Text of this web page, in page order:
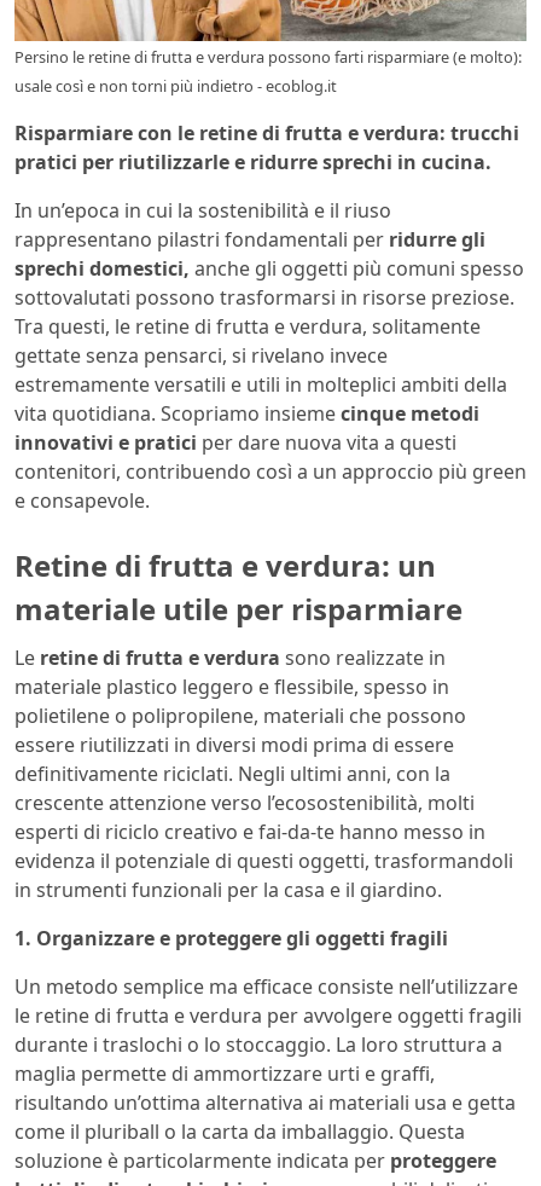
Persino le retine di frutta e verdura possono farti risparmiare (e molto):
usale così e non torni più indietro - ecoblog.it
Risparmiare con le retine di frutta e verdura: trucchi
pratici per riutilizzarle e ridurre sprechi in cucina.
In un’epoca in cui la sostenibilità e il riuso
rappresentano pilastri fondamentali per ridurre gli
sprechi domestici, anche gli oggetti più comuni spesso
sottovalutati possono trasformarsi in risorse preziose.
Tra questi, le retine di frutta e verdura, solitamente
gettate senza pensarci, si rivelano invece
estremamente versatili e utili in molteplici ambiti della
vita quotidiana. Scopriamo insiemecinque metodi
innovativi e pratici per dare nuova vita a questi
contenitori, contribuendo così a un approccio più green
e consapevole.
Retine di frutta e verdura: un
materiale utile per risparmiare
Le retine di frutta e verdura sono realizzate in
materiale plastico leggero e flessibile, spesso in
polietilene o polipropilene, materiali che possono
essere riutilizzati in diversi modi prima di essere
definitivamente riciclati. Negli ultimi anni, con la
crescente attenzione verso l’ecosostenibilità, molti
esperti di riciclo creativo e fai-da-te hanno messo in
evidenza il potenziale di questi oggetti, trasformandoli
in strumenti funzionali per la casa e il giardino.
1. Organizzare e proteggere gli oggetti fragili
Un metodo semplice ma efficace consiste nell’utilizzare
le retine di frutta e verdura per avvolgere oggetti fragili
durante i traslochi o lo stoccaggio. La loro struttura a
maglia permette di ammortizzare urti e graffi,
risultando un’ottima alternativa ai materiali usa e getta
come il pluriball o la carta da imballaggio. Questa
soluzione è particolarmente indicata per proteggere